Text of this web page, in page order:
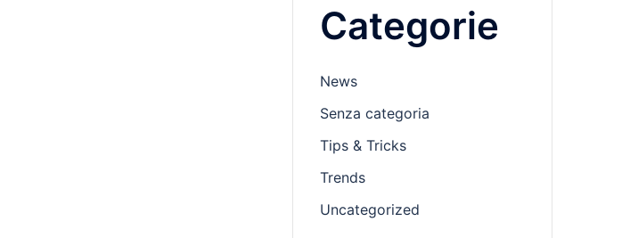
Categorie
News
Senza categoria
Tips & Tricks
Trends
Uncategorized